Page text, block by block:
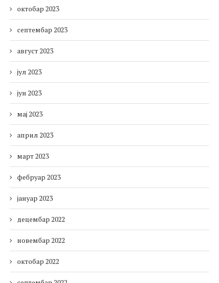
октобар 2023
септембар 2023
август 2023
јул 2023
јун 2023
мај 2023
април 2023
март 2023
фебруар 2023
јануар 2023
децембар 2022
новембар 2022
октобар 2022